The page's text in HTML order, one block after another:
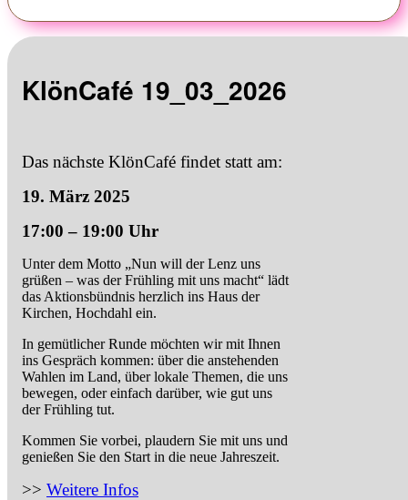
KlönCafé 19_03_2026
Das nächste KlönCafé findet statt am:
19. März 2025
17:00 – 19:00 Uhr
Unter dem Motto „Nun will der Lenz uns
grüßen – was der Frühling mit uns macht“ lädt
das Aktionsbündnis herzlich ins Haus der
Kirchen, Hochdahl ein.
In gemütlicher Runde möchten wir mit Ihnen
ins Gespräch kommen: über die anstehenden
Wahlen im Land, über lokale Themen, die uns
bewegen, oder einfach darüber, wie gut uns
der Frühling tut.
Kommen Sie vorbei, plaudern Sie mit uns und
genießen Sie den Start in die neue Jahreszeit.
>> Weitere Infos